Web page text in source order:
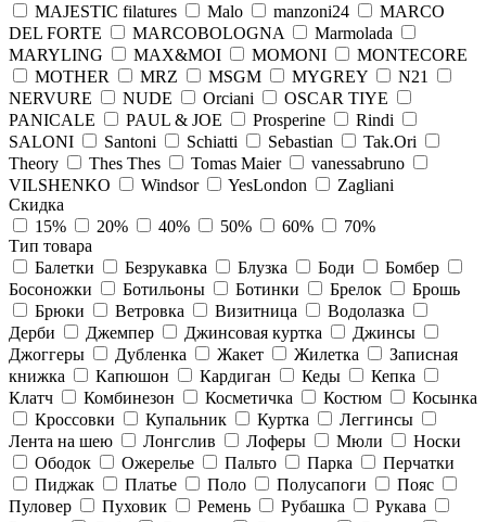
MAJESTIC filatures
Malo manzoni24
MARCO
DEL FORTE
MARCOBOLOGNA
Marmolada
MARYLING
MAX&MOI MOMONI
MONTECORE
MOTHER
MRZ MSGM MYGREY
N21
NERVURE
NUDE Orciani
OSCAR TIYE
PANICALE
PAUL & JOE Prosperine
Rindi
SALONI
Santoni Schiatti Sebastian
Tak.Ori
Theory
Thes Thes Tomas Maier
vanessabruno
VILSHENKO
Windsor YesLondon
Zagliani
Скидка
15%
20% 40% 50% 60%
70%
Тип товара
Балетки
Безрукавка Блузка Боди
Бомбер
Босоножки
Ботильоны Ботинки Брелок
Брошь
Брюки
Ветровка Визитница
Водолазка
Дерби
Джемпер Джинсовая куртка
Джинсы
Джоггеры
Дубленка Жакет Жилетка
Записная
книжка
Капюшон Кардиган Кеды
Кепка
Клатч
Комбинезон Косметичка Костюм
Косынка
Кроссовки
Купальник Куртка
Леггинсы
Лента на шею
Лонгслив Лоферы Мюли
Носки
Ободок
Ожерелье Пальто Парка
Перчатки
Пиджак
Платье Поло Полусапоги
Пояс
Пуловер
Пуховик Ремень Рубашка
Рукава